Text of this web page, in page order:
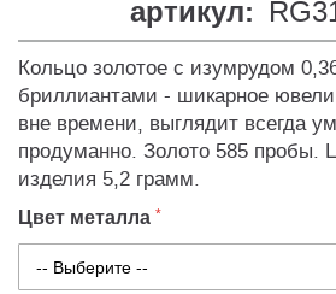
артикул:
Кольцо золотое с изумрудом
бриллиантами - шикарное
вне времени, выглядит всегда
продуманно. Золото 585 пробы.
изделия 5,2 грамм.
Цвет металла